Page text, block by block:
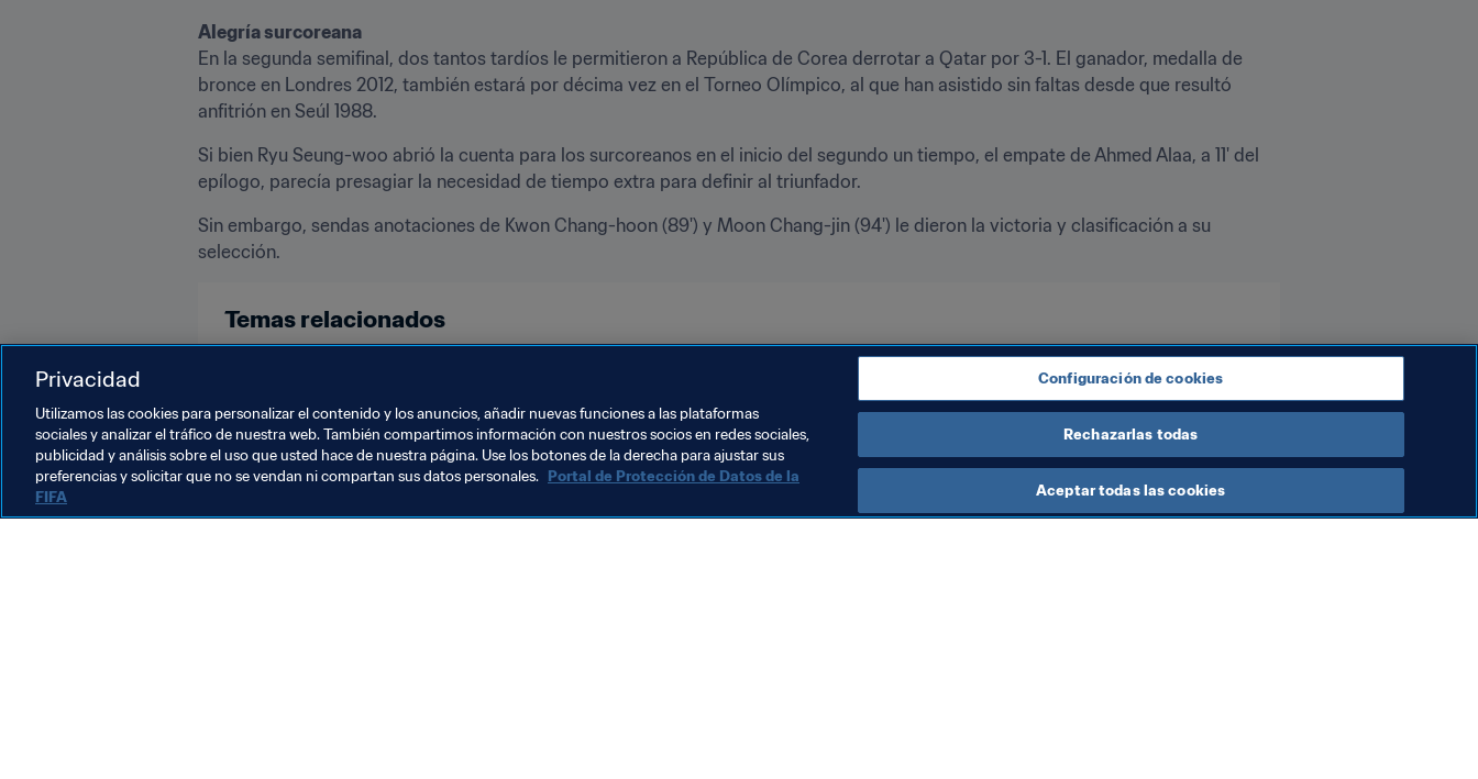
Alegría surcoreana
En la segunda semifinal, dos tantos tardíos le permitieron a República de Corea derrotar a Qatar por 3-1. El ganador, medalla de
bronce en Londres 2012, también estará por décima vez en el Torneo Olímpico, al que han asistido sin faltas desde que resultó
anfitrión en Seúl 1988.
Si bien Ryu Seung-woo abrió la cuenta para los surcoreanos en el inicio del segundo un tiempo, el empate de Ahmed Alaa, a 11' del
epílogo, parecía presagiar la necesidad de tiempo extra para definir al triunfador.
Sin embargo, sendas anotaciones de Kwon Chang-hoon (89') y Moon Chang-jin (94') le dieron la victoria y clasificación a su
selección.
Temas relacionados
Privacidad
Utilizamos las cookies para personalizar el contenido y los anuncios, añadir nuevas funciones a las plataformas
sociales y analizar el tráfico de nuestra web. También compartimos información con nuestros socios en redes sociales,
publicidad y análisis sobre el uso que usted hace de nuestra página. Use los botones de la derecha para ajustar sus
preferencias y solicitar que no se vendan ni compartan sus datos personales. Portal de Protección de Datos de la
FIFA
Configuración de cookies
Rechazarlas todas
Aceptar todas las cookies